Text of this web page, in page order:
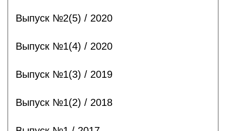
Выпуск №2(5) / 2020
Выпуск №1(4) / 2020
Выпуск №1(3) / 2019
Выпуск №1(2) / 2018